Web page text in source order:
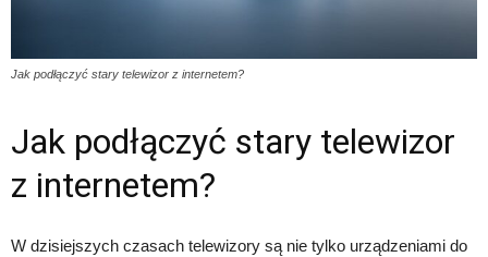
Jak podłączyć stary telewizor z internetem?
Jak podłączyć stary telewizor
z internetem?
W dzisiejszych czasach telewizory są nie tylko urządzeniami do